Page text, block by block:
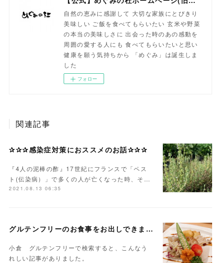
自然の恵みに感謝して 大切な家族にとびきり
美味しい ご飯を食べてもらいたい 玄米や野菜
の本当の美味しさに 出会った時のあの感動を
周囲の愛する人にも 食べてもらいたいと思い
健康を願う気持ちから 「めぐみ」は誕生しま
した
フォロー
関連記事
✰✰✰感染症対策におススメのお話✰✰✰
『4人の泥棒の酢』17世紀にフランスで「ペス
ト(伝染病）」で多くの人が亡くなった時、そ…
2021.08.13 06:35
グルテンフリーのお食事をお出しできます。
小倉 グルテンフリーで検索すると、こんなう
れしい記事がありました。